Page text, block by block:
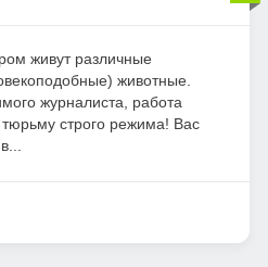
живут различные
животные.
журналиста, работа
тюрьму строго режима! Вас